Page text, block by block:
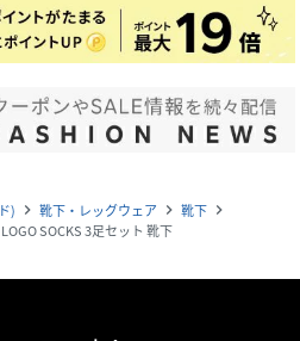
) navigate_next 靴下・レッグウェア navigate_next 靴下 navigate_next
SOCKS 3足セット 靴下